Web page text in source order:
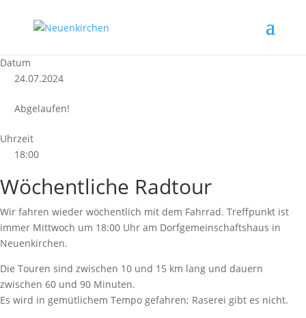
Datum
24.07.2024
Abgelaufen!
Uhrzeit
18:00
Wöchentliche Radtour
Wir fahren wieder wöchentlich mit dem Fahrrad. Treffpunkt ist
immer Mittwoch um 18:00 Uhr am Dorfgemeinschaftshaus in
Neuenkirchen.
Die Touren sind zwischen 10 und 15 km lang und dauern
zwischen 60 und 90 Minuten.
Es wird in gemütlichem Tempo gefahren; Raserei gibt es nicht.